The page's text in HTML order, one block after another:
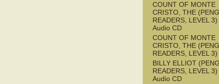
COUNT OF MONTE
CRISTO, THE
READERS, LEVEL
Audio CD
COUNT OF MONTE
CRISTO, THE
READERS, LEVEL
BILLY ELLIOT
READERS, LEVEL
Audio CD